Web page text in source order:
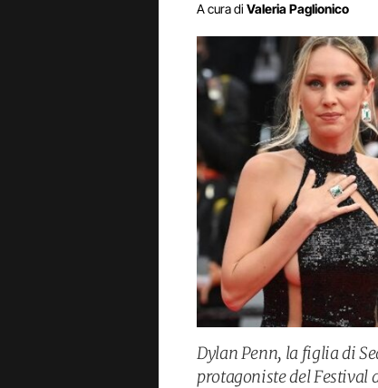
A cura di Valeria Paglionico
Dylan Penn, la figlia di
protagoniste del Festival